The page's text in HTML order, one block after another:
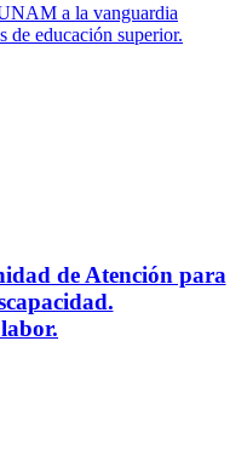
a la vanguardia
de educación superior.
de Atención para